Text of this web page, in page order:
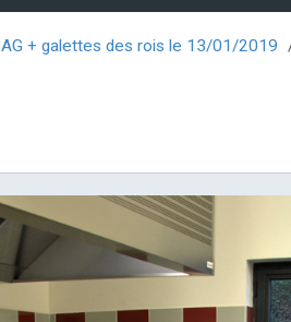
AG + galettes des rois le 13/01/2019